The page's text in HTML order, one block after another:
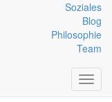
Soziales
Blog
Philosophie
Team
+43 664 64 664 23